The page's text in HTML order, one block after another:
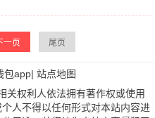
下一页 尾页
包app| 站点地图
关权利人依法拥有著作权或使用
人不得以任何形式对本站内容进